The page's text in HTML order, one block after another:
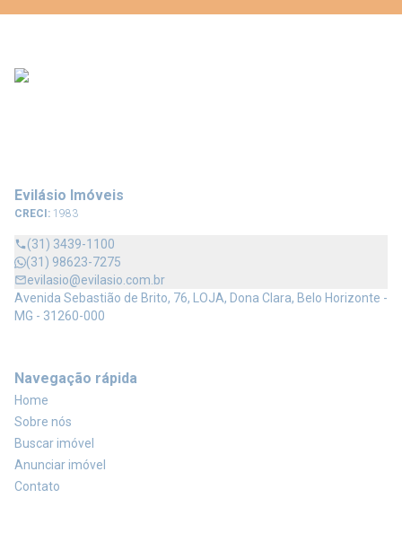
Evilásio Imóveis
CRECI: 1983
(31) 3439-1100
(31) 98623-7275
evilasio@evilasio.com.br
Avenida Sebastião de Brito, 76, LOJA, Dona Clara, Belo Horizonte -
MG - 31260-000
Navegação rápida
Home
Sobre nós
Buscar imóvel
Anunciar imóvel
Contato